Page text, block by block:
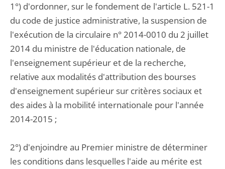
1°) d'ordonner, sur le fondement de l'article L. 521-1
du code de justice administrative, la suspension de
l'exécution de la circulaire n° 2014-0010 du 2 juillet
2014 du ministre de l'éducation nationale, de
l'enseignement supérieur et de la recherche,
relative aux modalités d'attribution des bourses
d'enseignement supérieur sur critères sociaux et
des aides à la mobilité internationale pour l'année
2014-2015 ;
2°) d'enjoindre au Premier ministre de déterminer
les conditions dans lesquelles l'aide au mérite est